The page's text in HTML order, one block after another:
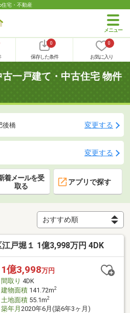
住宅・不動産
0
保存した条件
0
お気に入り
一戸建て・中古住宅 物件
後橋 変更する
変更する
着メールを受
取る
アプリで探す
戸堀１ 1億3,998万円 4DK
1億3,998万円
間取り 4DK
建物面積141.72m2
土地面積55.1m2
築年月 2020年6月(築6年3ヶ月)